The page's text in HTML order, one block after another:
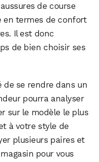
de course
termes de confort
Il est donc
de bien choisir ses
de se rendre dans un
pourra analyser
sur le modèle le plus
à votre style de
plusieurs paires et
pour vous